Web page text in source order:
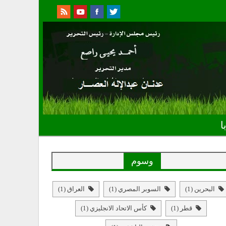
وسوم
البحرين (1) السوبر المصري (1) العراق (1)
قطر (1) كأس الاتحاد الانجليزي (1)